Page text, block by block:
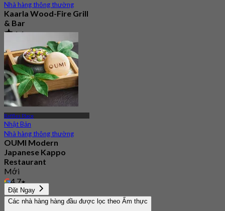
Nhà hàng thông thường
Kaarla Wood-Fire Grill
& Bar
4.4
151 Đã đặt chỗ
TừS$ 66.33
Raffles Place
Nhật Bản
Nhà hàng thông thường
OUMI Modern
Japanese Kappo
Restaurant
Mới
4.7
TừS$ 120
Đặt Ngay
Các nhà hàng hàng đầu được lọc theo Ẩm thực